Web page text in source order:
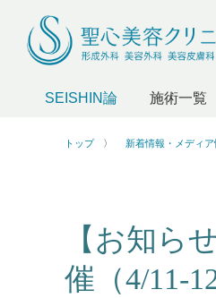
SEISHIN論 施術一覧
トップ 新着情報・メディ
【お知ら
催（4/11-12